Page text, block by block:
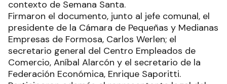
contexto de Semana Santa.
Firmaron el documento, junto al jefe comunal, el
presidente de la Cámara de Pequeñas y Medianas
Empresas de Formosa, Carlos Werlen; el
secretario general del Centro Empleados de
Comercio, Aníbal Alarcón y el secretario de la
Federación Económica, Enrique Saporitti.